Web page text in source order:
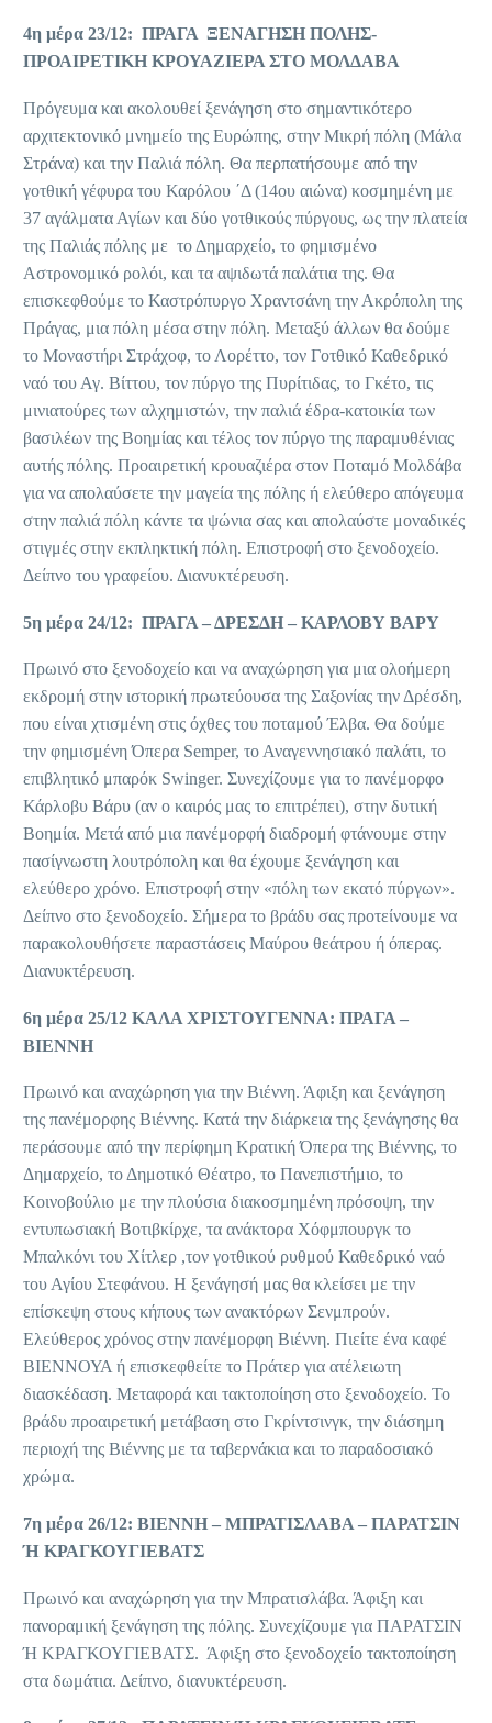
4η μέρα 23/12: ΠΡΑΓΑ ΞΕΝΑΓΗΣΗ ΠΟΛΗΣ-
ΠΡΟΑΙΡΕΤΙΚΗ ΚΡΟΥΑΖΙΕΡΑ ΣΤΟ ΜΟΛΔΑΒΑ
Πρόγευμα και ακολουθεί ξενάγηση στο σημαντικότερο
αρχιτεκτονικό μνημείο της Ευρώπης, στην Μικρή πόλη (Μάλα
Στράνα) και την Παλιά πόλη. Θα περπατήσουμε από την
γοτθική γέφυρα του Καρόλου ΄Δ (14ου αιώνα) κοσμημένη με
37 αγάλματα Αγίων και δύο γοτθικούς πύργους, ως την πλατεία
της Παλιάς πόλης με το Δημαρχείο, το φημισμένο
Αστρονομικό ρολόι, και τα αψιδωτά παλάτια της. Θα
επισκεφθούμε το Καστρόπυργο Χραντσάνη την Ακρόπολη της
Πράγας, μια πόλη μέσα στην πόλη. Μεταξύ άλλων θα δούμε
το Μοναστήρι Στράχοφ, το Λορέττο, τον Γοτθικό Καθεδρικό
ναό του Αγ. Βίττου, τον πύργο της Πυρίτιδας, το Γκέτο, τις
μινιατούρες των αλχημιστών, την παλιά έδρα-κατοικία των
βασιλέων της Βοημίας και τέλος τον πύργο της παραμυθένιας
αυτής πόλης. Προαιρετική κρουαζιέρα στον Ποταμό Μολδάβα
για να απολαύσετε την μαγεία της πόλης ή ελεύθερο απόγευμα
στην παλιά πόλη κάντε τα ψώνια σας και απολαύστε μοναδικές
στιγμές στην εκπληκτική πόλη. Επιστροφή στο ξενοδοχείο.
Δείπνο του γραφείου. Διανυκτέρευση.
5η μέρα 24/12: ΠΡΑΓΑ – ΔΡΕΣΔΗ – ΚΑΡΛΟΒΥ ΒΑΡΥ
Πρωινό στο ξενοδοχείο και να αναχώρηση για μια ολοήμερη
εκδρομή στην ιστορική πρωτεύουσα της Σαξονίας την Δρέσδη,
που είναι χτισμένη στις όχθες του ποταμού Έλβα. Θα δούμε
την φημισμένη Όπερα Semper, το Αναγεννησιακό παλάτι, το
επιβλητικό μπαρόκ Swinger. Συνεχίζουμε για το πανέμορφο
Κάρλοβυ Βάρυ (αν ο καιρός μας το επιτρέπει), στην δυτική
Βοημία. Μετά από μια πανέμορφή διαδρομή φτάνουμε στην
πασίγνωστη λουτρόπολη και θα έχουμε ξενάγηση και
ελεύθερο χρόνο. Επιστροφή στην «πόλη των εκατό πύργων».
Δείπνο στο ξενοδοχείο. Σήμερα το βράδυ σας προτείνουμε να
παρακολουθήσετε παραστάσεις Μαύρου θεάτρου ή όπερας.
Διανυκτέρευση.
6η μέρα 25/12 ΚΑΛΑ ΧΡΙΣΤΟΥΓΕΝΝΑ: ΠΡΑΓΑ –
ΒΙΕΝΝΗ
Πρωινό και αναχώρηση για την Βιέννη. Άφιξη και ξενάγηση
της πανέμορφης Βιέννης. Κατά την διάρκεια της ξενάγησης θα
περάσουμε από την περίφημη Κρατική Όπερα της Βιέννης, το
Δημαρχείο, το Δημοτικό Θέατρο, το Πανεπιστήμιο, το
Κοινοβούλιο με την πλούσια διακοσμημένη πρόσοψη, την
εντυπωσιακή Βοτιβκίρχε, τα ανάκτορα Χόφμπουργκ το
Μπαλκόνι του Χίτλερ ,τον γοτθικού ρυθμού Καθεδρικό ναό
του Αγίου Στεφάνου. Η ξενάγησή μας θα κλείσει με την
επίσκεψη στους κήπους των ανακτόρων Σενμπρούν.
Ελεύθερος χρόνος στην πανέμορφη Βιέννη. Πιείτε ένα καφέ
ΒΙΕΝΝΟΥΑ ή επισκεφθείτε το Πράτερ για ατέλειωτη
διασκέδαση. Μεταφορά και τακτοποίηση στο ξενοδοχείο. Το
βράδυ προαιρετική μετάβαση στο Γκρίντσινγκ, την διάσημη
περιοχή της Βιέννης με τα ταβερνάκια και το παραδοσιακό
χρώμα.
7η μέρα 26/12: ΒΙΕΝΝΗ – ΜΠΡΑΤΙΣΛΑΒΑ – ΠΑΡΑΤΣΙΝ
Ή ΚΡΑΓΚΟΥΓΙΕΒΑΤΣ
Πρωινό και αναχώρηση για την Μπρατισλάβα. Άφιξη και
πανοραμική ξενάγηση της πόλης. Συνεχίζουμε για ΠΑΡΑΤΣΙΝ
Ή ΚΡΑΓΚΟΥΓΙΕΒΑΤΣ. Άφιξη στο ξενοδοχείο τακτοποίηση
στα δωμάτια. Δείπνο, διανυκτέρευση.